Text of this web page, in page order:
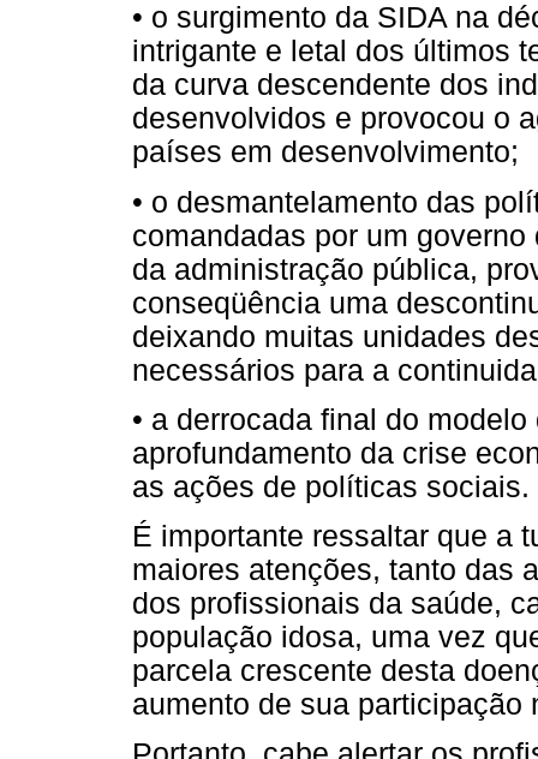
• o surgimento da SIDA na
intrigante e letal dos últimos
da curva descendente dos
desenvolvidos e provocou o
países em desenvolvimento;
• o desmantelamento das
comandadas por um
da administração pública,
conseqüência uma
deixando muitas unidades
necessários para a
• a derrocada final do
aprofundamento da crise
as ações de políticas sociais.
É importante ressaltar que a
maiores atenções, tanto das
dos profissionais da saúde,
população idosa, uma vez
parcela crescente desta
aumento de sua participação